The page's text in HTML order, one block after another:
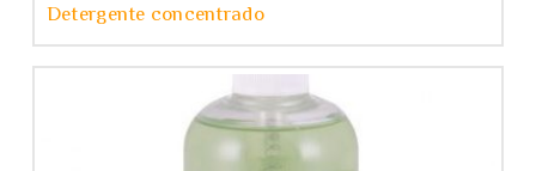
Detergente concentrado